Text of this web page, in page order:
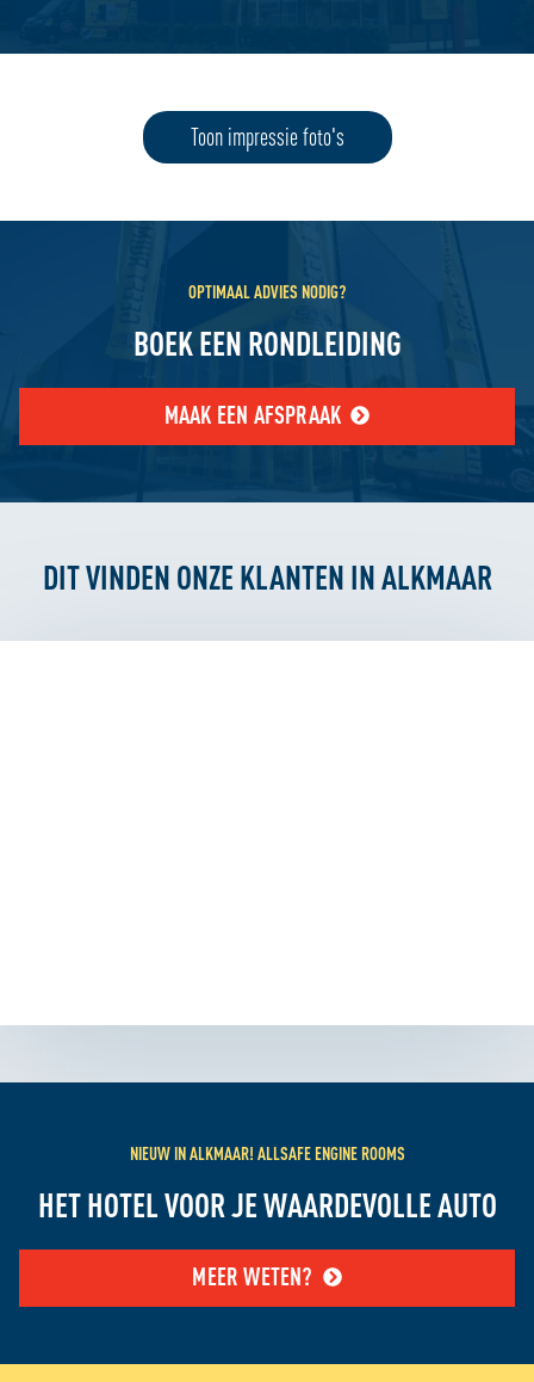
Toon impressie foto's
OPTIMAAL ADVIES NODIG?
BOEK EEN RONDLEIDING
MAAK EEN AFSPRAAK
DIT VINDEN ONZE KLANTEN IN ALKMAAR
NIEUW IN ALKMAAR! ALLSAFE ENGINE ROOMS
HET HOTEL VOOR JE WAARDEVOLLE AUTO
MEER WETEN?